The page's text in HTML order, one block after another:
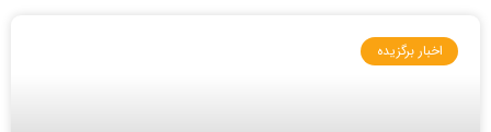
اخبار برگزیده